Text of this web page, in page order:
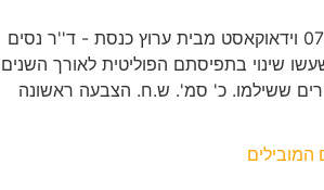
שינוי כיוון 06:00 - 07:00 וידאוקאסט מבית ערוץ כנסת - ד''ר נסים
שינוי בתפיסתם הפוליטית לאורך השנים
ששילמו. כ' סמ'. ש.ח. הצבעה ראשונה
המובילים